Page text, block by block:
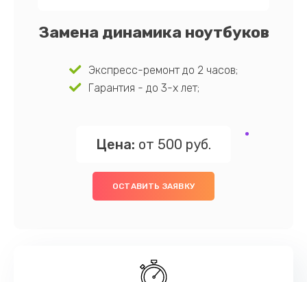
Замена динамика ноутбуков
Экспресс-ремонт до 2 часов;
Гарантия - до 3-х лет;
Цена: от 500 руб.
ОСТАВИТЬ ЗАЯВКУ